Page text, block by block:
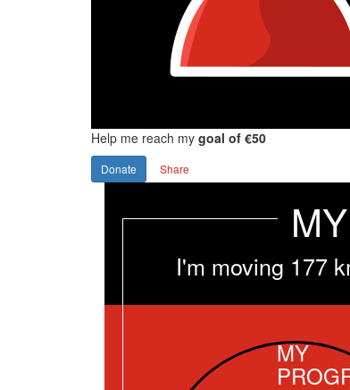
Help me reach my goal of €50
Donate Share
I'm moving 177
MY